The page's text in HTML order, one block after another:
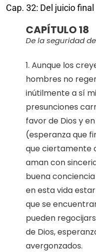
Cap. 32: Del juicio final
CAPÍTULO 18
De la seguridad
1. Aunque los
hombres no
inútilmente a sí
presunciones
favor de Dios y
(esperanza que
que ciertamente
aman con
buena
en esta vida
que se
pueden
de Dios,
avergonzados.